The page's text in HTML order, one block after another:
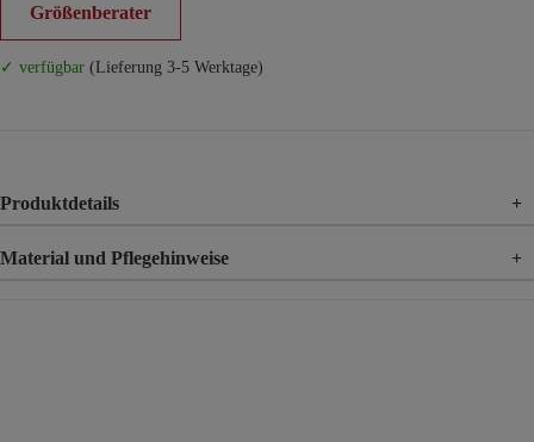
Größenberater
✓ verfügbar (Lieferung 3-5 Werktage)
Produktdetails +
Material und Pflegehinweise +